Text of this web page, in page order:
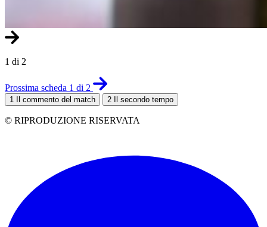
1 di 2
Prossima scheda 1 di 2
1 Il commento del match 2 Il secondo tempo
© RIPRODUZIONE RISERVATA